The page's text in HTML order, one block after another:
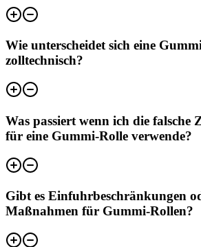
Wie unterscheidet sich eine
zolltechnisch?
Was passiert wenn ich die
für eine Gummi-Rolle verwende?
Gibt es Einfuhrbeschränkungen
Maßnahmen für Gummi-Rollen?